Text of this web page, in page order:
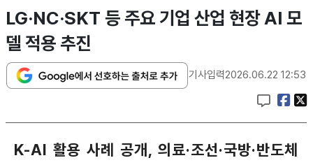
LG·NC·SKT 등 주요 기업 산업 현장 AI 모
델 적용 추진
기사입력2026.06.22 12:53
K-AI 활용 사례 공개, 의료·조선·국방·반도체